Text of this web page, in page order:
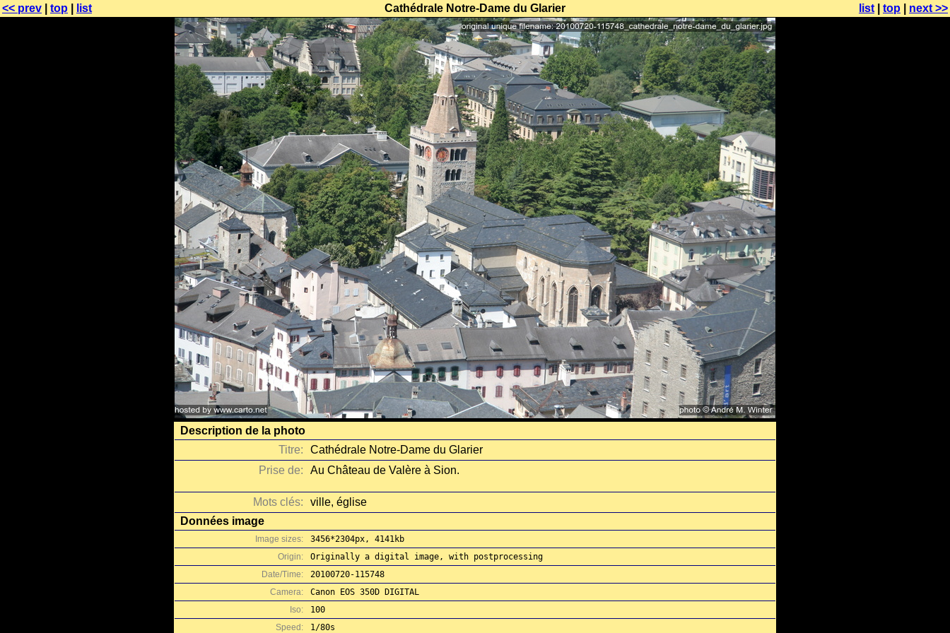
<< prev top list Cathédrale Notre-Dame du Glarier list top next >>
Description de la photo
Titre:
Cathédrale Notre-Dame du Glarier
Prise de:
Au Château de Valère à Sion.
Mots clés:
ville, église
Données image
Image sizes:
3456*2304px, 4141kb
Origin:
Originally a digital image, with postprocessing
Date/Time:
20100720-115748
Camera:
Canon EOS 350D DIGITAL
Iso:
100
Speed:
1/80s